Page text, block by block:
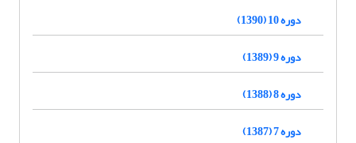
دوره 10 (1390)
دوره 9 (1389)
دوره 8 (1388)
دوره 7 (1387)